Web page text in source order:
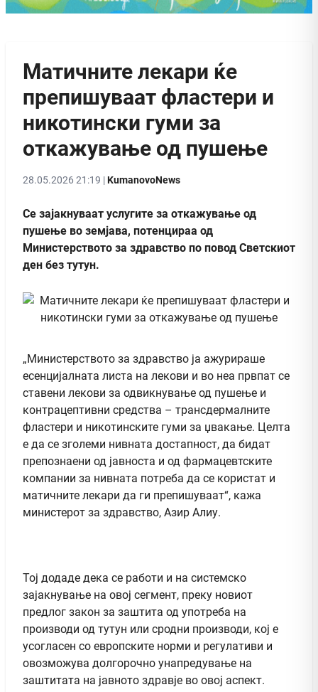
Матичните лекари ќе
препишуваат фластери и
никотински гуми за
откажување од пушење
28.05.2026 21:19 |KumanovoNews
Се зајакнуваат услугите за откажување од
пушење во земјава, потенцираа од
Министерството за здравство по повод Светскиот
ден без тутун.
„Министерството за здравство ја ажурираше
есенцијалната листа на лекови и во неа првпат се
ставени лекови за одвикнување од пушење и
контрацептивни средства – трансдермалните
фластери и никотинските гуми за џвакање. Целта
е да се зголеми нивната достапност, да бидат
препознаени од јавноста и од фармацевтските
компании за нивната потреба да се користат и
матичните лекари да ги препишуваат“, кажа
министерот за здравство, Азир Алиу.
Тој додаде дека се работи и на системско
зајакнување на овој сегмент, преку новиот
предлог закон за заштита од употреба на
производи од тутун или сродни производи, кој е
усогласен со европските норми и регулативи и
овозможува долгорочно унапредување на
заштитата на јавното здравје во овој аспект.